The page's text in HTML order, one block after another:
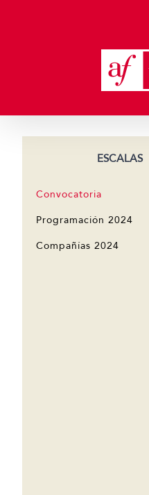
ESCALAS
Convocatoria
Programación 2024
Compañías 2024